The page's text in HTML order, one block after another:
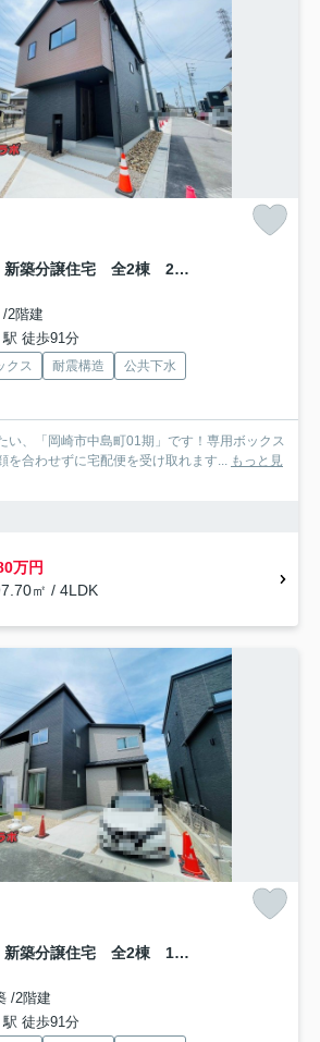
岡崎市中島町01期 新築分譲住宅 全2棟 2号棟
2階建
徒歩91分
クス 耐震構造
公共下水
い、「岡崎市中島町01期」です！専用ボックス
を合わせずに宅配便を受け取れます... もっと見
万円
㎡ / 4LDK
岡崎市中島町01期 新築分譲住宅 全2棟 1号棟
/2階建
徒歩91分